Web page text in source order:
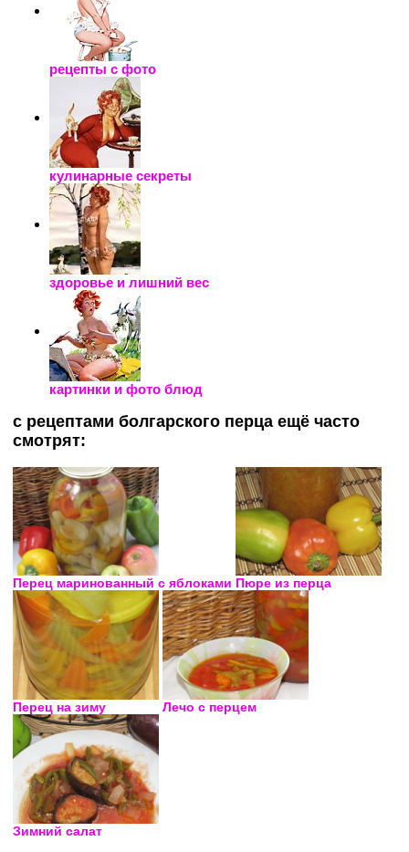
рецепты с фото
кулинарные секреты
здоровье и лишний вес
картинки и фото блюд
с рецептами болгарского перца ещё часто
смотрят:
Перец маринованный с яблоками Пюре из перца
Перец на зиму Лечо с перцем
Зимний салат